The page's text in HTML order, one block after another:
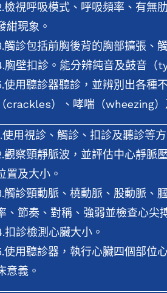
檢視呼吸模式、呼吸頻率、有無
紺現象。
觸診包括前胸後背的胸部擴張
胸壁扣診。能分辨鈍音及鼓音（
使用聽診器聽診，並辨別出各種
（crackles）、哮喘（wheezing
使用視診、觸診、扣診及聽診等
觀察頸靜脈波，並評估中心靜脈
置及大小。
觸診頸動脈、橈動脈、股動脈、
、節奏、對稱、強弱並檢查心
扣診檢測心臟大小。
使用聽診器，執行心臟四個部位
意義。